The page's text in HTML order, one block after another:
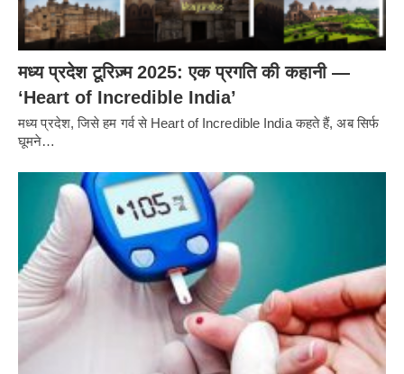
मध्य प्रदेश टूरिज़्म 2025: एक प्रगति की कहानी —
‘Heart of Incredible India’
मध्य प्रदेश, जिसे हम गर्व से Heart of Incredible India कहते हैं, अब सिर्फ
घूमने…